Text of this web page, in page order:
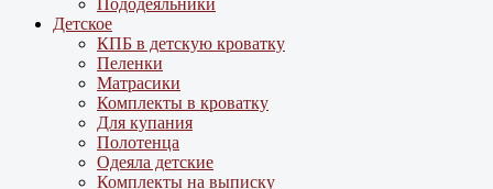
Пододеяльники
Детское
КПБ в детскую кроватку
Пеленки
Матрасики
Комплекты в кроватку
Для купания
Полотенца
Одеяла детские
Комплекты на выписку